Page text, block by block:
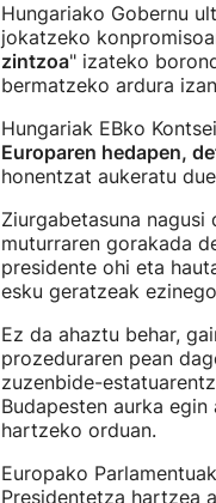
Hungariako Gobernu
jokatzeko
zintzoa" izateko
bermatzeko ardura
Hungariak EBko
Europaren hedapen,
honentzat aukeratu
Ziurgabetasuna
muturraren gorakada
presidente ohi eta
esku geratzeak
Ez da ahaztu behar,
prozeduraren pean
zuzenbide-
Budapesten aurka
hartzeko orduan.
Europako
Presidentetza hartzea